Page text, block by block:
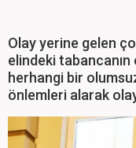
Olay yerine gelen
elindeki
herhangi bir
önlemleri alarak